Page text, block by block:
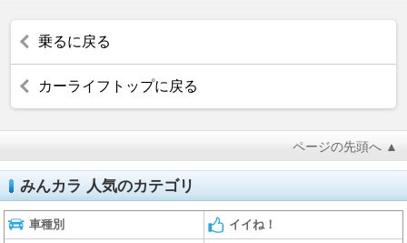
乗るに戻る
カーライフトップに戻る
ページの先頭へ ▲
みんカラ 人気のカテゴリ
車種別 イイね！